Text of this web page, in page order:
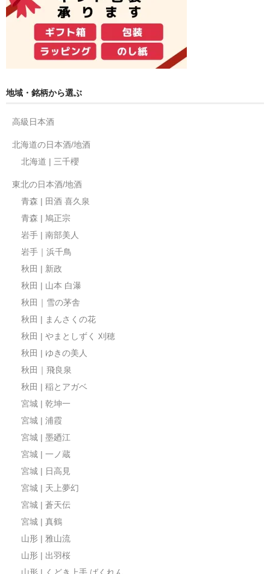
地域・銘柄から選ぶ
高級日本酒
北海道の日本酒/地酒
北海道 | 三千櫻
東北の日本酒/地酒
青森 | 田酒 喜久泉
青森 | 鳩正宗
岩手 | 南部美人
岩手｜浜千鳥
秋田 | 新政
秋田 | 山本 白瀑
秋田｜雪の茅舎
秋田 | まんさくの花
秋田 | やまとしずく 刈穂
秋田 | ゆきの美人
秋田｜飛良泉
秋田 | 稲とアガベ
宮城 | 乾坤一
宮城 | 浦霞
宮城 | 墨廼江
宮城 | 一ノ蔵
宮城 | 日高見
宮城 | 天上夢幻
宮城 | 蒼天伝
宮城 | 真鶴
山形 | 雅山流
山形 | 出羽桜